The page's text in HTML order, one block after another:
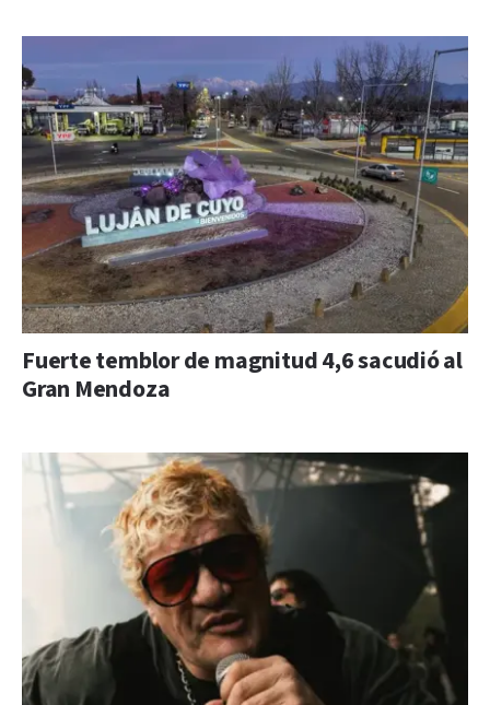
Fuerte temblor de magnitud 4,6 sacudió al
Gran Mendoza